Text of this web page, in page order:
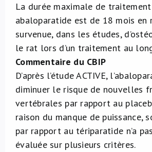
La durée maximale de
abaloparatide est de 18 mois en
survenue, dans les études,
le rat lors d’un traitement au
Commentaire du CBIP
D’après l’étude ACTIVE,
diminuer le risque de nouvelles
vertébrales par rapport au
raison du manque de puissance,
par rapport au tériparatide n’a
évaluée sur plusieurs critères.